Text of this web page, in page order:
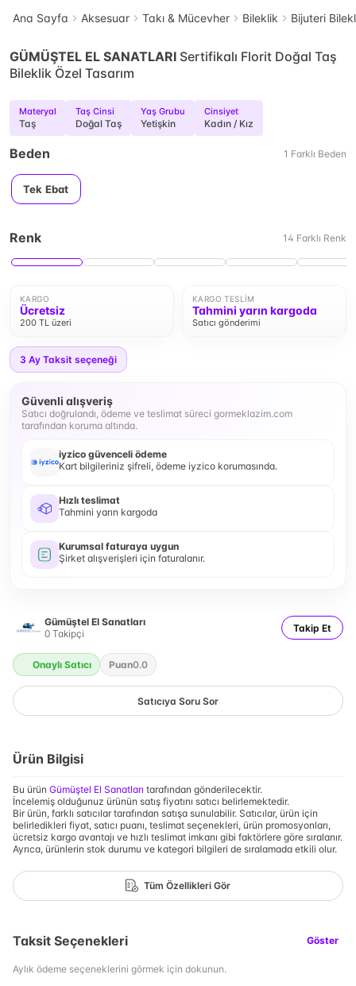
Ana Sayfa Aksesuar Takı & Mücevher Bileklik Bijuteri
GÜMÜŞTEL EL SANATLARI Sertifikalı Florit Doğal Taş
Bileklik Özel Tasarım
Materyal
Taş
Taş Cinsi
Doğal Taş
Yaş Grubu
Yetişkin
Cinsiyet
Kadın / Kız
Beden 1 Farklı Beden
Tek Ebat
Renk 14 Farklı Renk
KARGO
Ücretsiz
200 TL üzeri
KARGO TESLIM
Tahmini yarın kargoda
Satıcı gönderimi
3 Ay Taksit seçeneği
Güvenli alışveriş
Satıcı doğrulandı, ödeme ve teslimat süreci gormeklazim.com
tarafından koruma altında.
iyzico güvenceli ödeme
Kart bilgileriniz şifreli, ödeme iyzico korumasında.
Hızlı teslimat
Tahmini yarın kargoda
Kurumsal faturaya uygun
Şirket alışverişleri için faturalanır.
Gümüştel El Sanatları
0 Takipçi Takip Et
Onaylı Satıcı Puan0.0
Satıcıya Soru Sor
Ürün Bilgisi
Bu ürün Gümüştel El Sanatları tarafından gönderilecektir.
İncelemiş olduğunuz ürünün satış fiyatını satıcı belirlemektedir.
Bir ürün, farklı satıcılar tarafından satışa sunulabilir. Satıcılar, ürün için
belirledikleri fiyat, satıcı puanı, teslimat seçenekleri, ürün promosyonları,
ücretsiz kargo avantajı ve hızlı teslimat imkanı gibi faktörlere göre sıralanır.
Ayrıca, ürünlerin stok durumu ve kategori bilgileri de sıralamada etkili olur.
Tüm Özellikleri Gör
Taksit Seçenekleri Göster
Aylık ödeme seçeneklerini görmek için dokunun.